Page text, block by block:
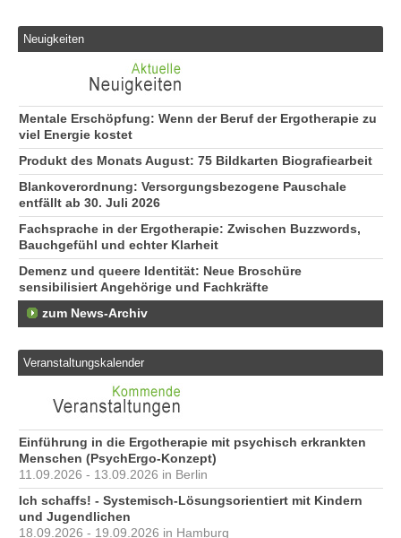
Neuigkeiten
Mentale Erschöpfung: Wenn der Beruf der Ergotherapie zu
viel Energie kostet
Produkt des Monats August: 75 Bildkarten Biografiearbeit
Blankoverordnung: Versorgungsbezogene Pauschale
entfällt ab 30. Juli 2026
Fachsprache in der Ergotherapie: Zwischen Buzzwords,
Bauchgefühl und echter Klarheit
Demenz und queere Identität: Neue Broschüre
sensibilisiert Angehörige und Fachkräfte
zum News-Archiv
Veranstaltungskalender
Einführung in die Ergotherapie mit psychisch erkrankten
Menschen (PsychErgo-Konzept)
11.09.2026 - 13.09.2026 in Berlin
Ich schaffs! - Systemisch-Lösungsorientiert mit Kindern
und Jugendlichen
18.09.2026 - 19.09.2026 in Hamburg